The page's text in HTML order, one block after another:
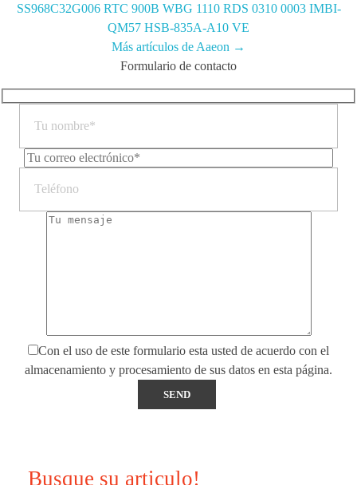
SS968C32G006 RTC 900B WBG 1110 RDS 0310 0003 IMBI-
QM57 HSB-835A-A10 VE
Más artículos de Aaeon →
Formulario de contacto
Con el uso de este formulario esta usted de acuerdo con el
almacenamiento y procesamiento de sus datos en esta página.
Busque su articulo!